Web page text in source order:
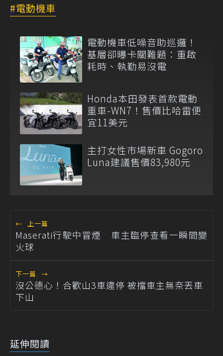
電動機車
電動機車低噪音助巡邏！
基層卻曝卡關難題：重啟
耗時、執勤易沒電
Honda本田發表首款電動
重車-WN7！售價比哈雷便
宜11美元
主打女性市場新車 Gogoro
Luna建議售價83,980元
← 上一篇
Maserati行駛中冒煙 車主臨停查看一瞬間變
火球
下一篇 →
沒公德心！合歡山3車違停 被擋車主無奈丟車
下山
延伸閱讀